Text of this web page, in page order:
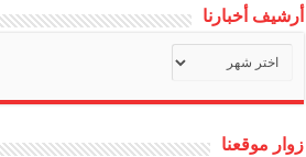
أرشيف أخبارنا
أخبارنا
زوار موقعنا